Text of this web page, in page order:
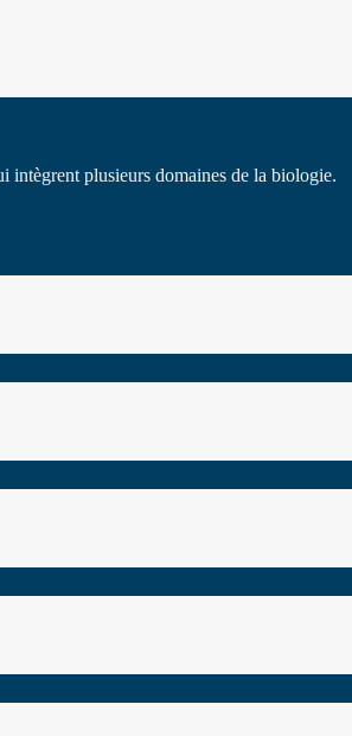
intègrent plusieurs domaines de la biologie.